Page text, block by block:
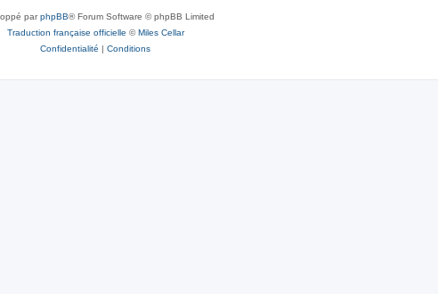
parphpBB® Forum Software © phpBB Limited
Traduction française officielle ©Miles Cellar
Confidentialité | Conditions